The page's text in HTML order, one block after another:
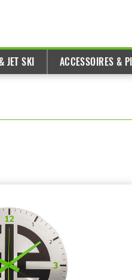
JET SKI ACCESSOIRES &